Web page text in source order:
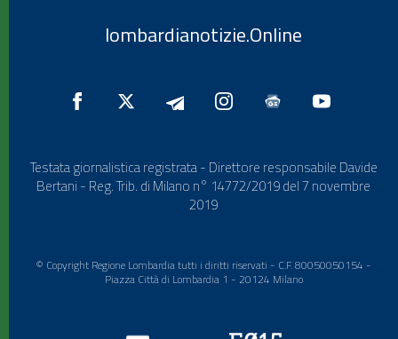
lombardianotizie.Online
Testata giornalistica registrata - Direttore responsabile Davide
Bertani - Reg. Trib. di Milano n° 14772/2019 del 7 novembre
2019
© Copyright Regione Lombardia tutti i diritti riservati - C.F. 80050050154 -
Piazza Città di Lombardia 1 - 20124 Milano